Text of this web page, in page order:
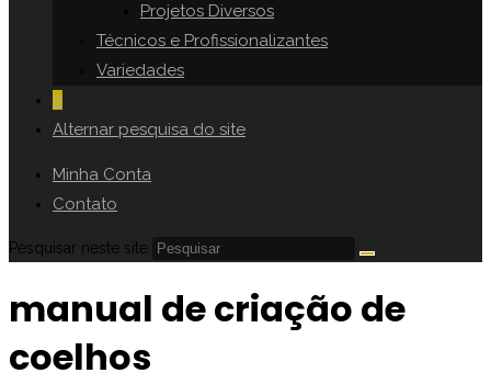
Projetos Diversos
Técnicos e Profissionalizantes
Variedades
0
Alternar pesquisa do site
Minha Conta
Contato
Pesquisar neste site
manual de criação de
coelhos